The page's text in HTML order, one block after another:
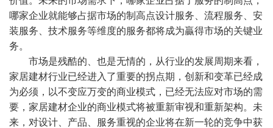
哪家企业就能够占据市场的制高点设计服务、流程服务、安
装服务、技术服务等维度的服务都将成为贏得市场的关键业
务。
市场是残酷的、也是无情的，从行业的发展周期来看，
家居建材行业已经进入了重要的拐点期，创新和变革已经成
为必须，以不变应万变的商业模式，已经无法应对市场的需
要，家居建材企业的商业模式将被重新审视和重新架构。未
来，对设计、产品、服务重视的企业将在新一轮的竞争中获